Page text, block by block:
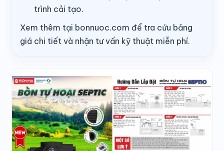
trình cải tạo.
Xem thêm tại bonnuoc.com để tra cứu bảng
giá chi tiết và nhận tư vấn kỹ thuật miễn phí.